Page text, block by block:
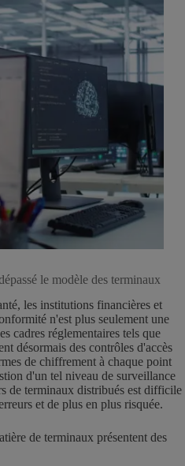
le modèle des terminaux
les institutions financières et
n'est plus seulement une
cadres réglementaires tels que
désormais des contrôles d'accès
de chiffrement à chaque point
d'un tel niveau de surveillance
de terminaux distribués est difficile
et de plus en plus risquée.
de terminaux présentent des